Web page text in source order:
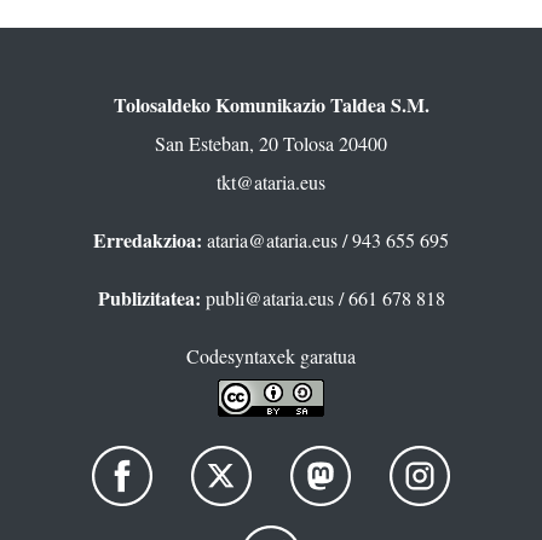
Tolosaldeko Komunikazio Taldea S.M.
San Esteban, 20 Tolosa 20400
tkt@ataria.eus
Erredakzioa: ataria@ataria.eus/ 943 655 695
Publizitatea: publi@ataria.eus/ 661 678 818
Codesyntaxek garatua